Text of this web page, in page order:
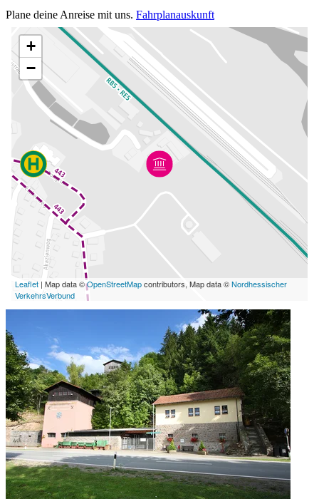
Plane deine Anreise mit uns. Fahrplanauskunft